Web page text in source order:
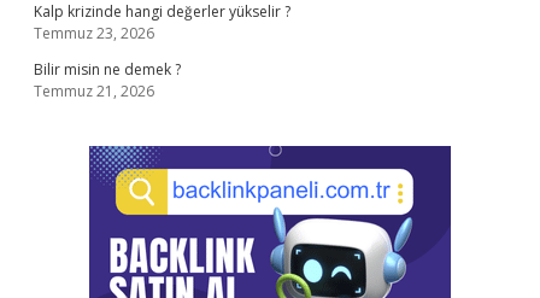
Kalp krizinde hangi değerler yükselir ?
Temmuz 23, 2026
Bilir misin ne demek ?
Temmuz 21, 2026